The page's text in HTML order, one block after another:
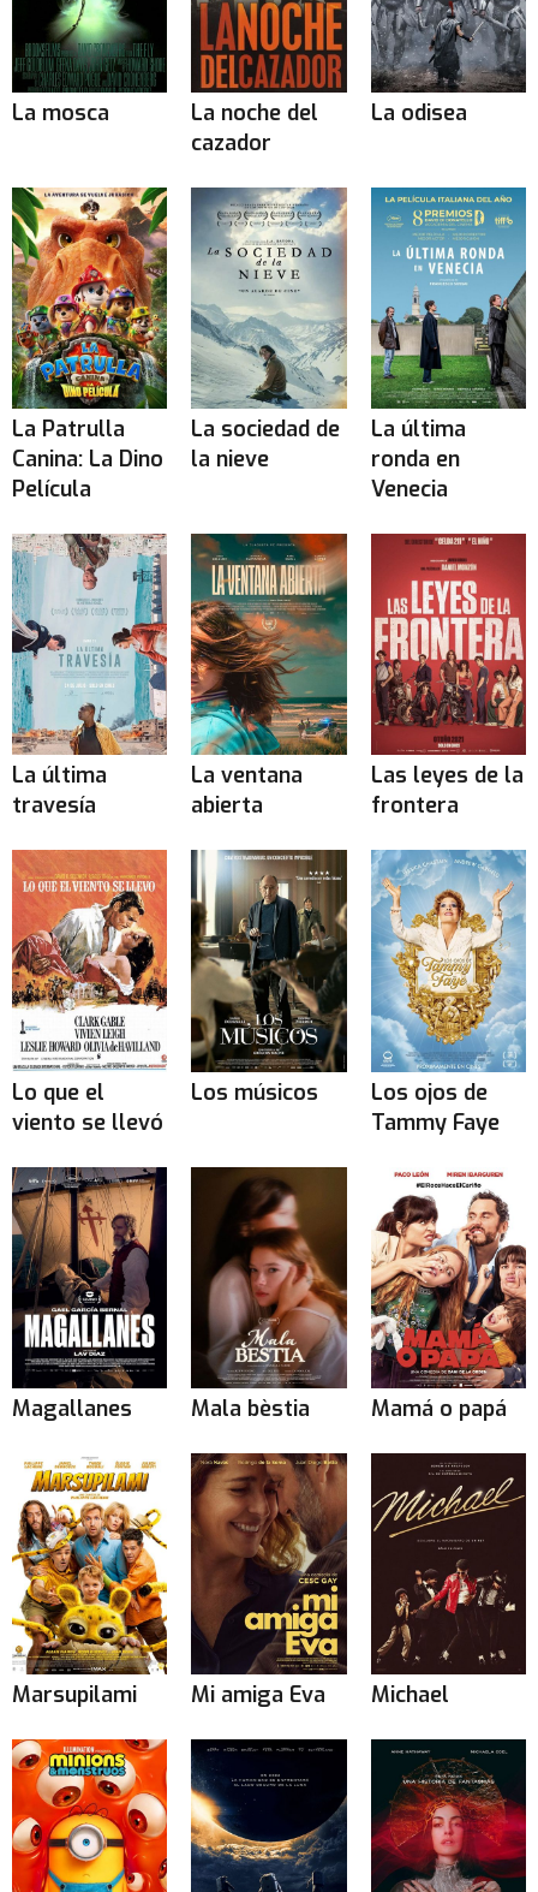
La mosca
La noche del
cazador
La odisea
La Patrulla
Canina: La Dino
Película
La sociedad de
la nieve
La última
ronda en
Venecia
La última
travesía
La ventana
abierta
Las leyes de la
frontera
Lo que el
viento se llevó
Los músicos
Los ojos de
Tammy Faye
Magallanes Mala bèstia Mamá o papá
Marsupilami Mi amiga Eva Michael